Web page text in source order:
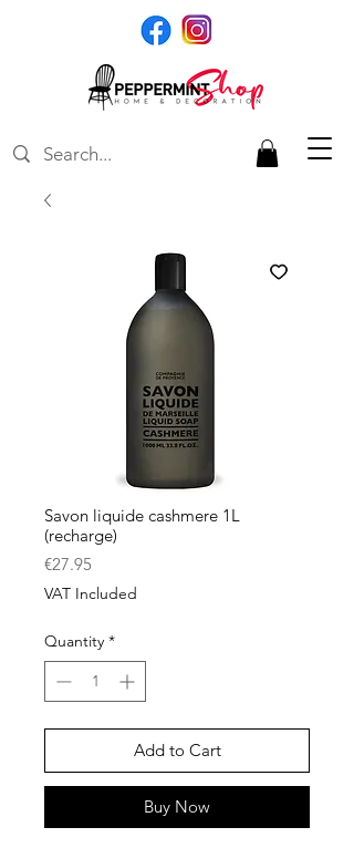
Savon liquide cashmere 1L
(recharge)
€27.95
VAT Included
Quantity *
Add to Cart
Buy Now